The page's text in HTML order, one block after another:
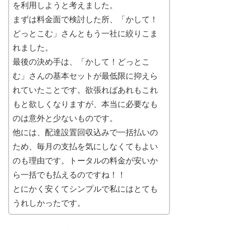
を利用しようと考えました。
まずは料金面で検討した所、「かして！
どっとこむ」さんともう一社に絞りこま
れました。
最後の決め手は、「かして！どっとこ
む」さんの基本セットが最低限に抑えら
れていたことです。欲張ればあれもこれ
もと欲しくなりますが、本当に必要なも
のは意外と少ないものです。
他には、配達設置回収込みで一括払いの
ため、毎月の支払を気にしなくてもよい
のも理由です。トータルの料金が安いか
ら一括でも払えるのですね！！
とにかく安くてシンプルで私にはとても
うれしかったです。